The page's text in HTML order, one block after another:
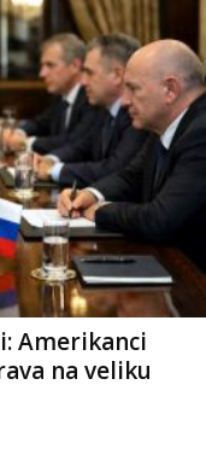
Amerikanci
na veliku